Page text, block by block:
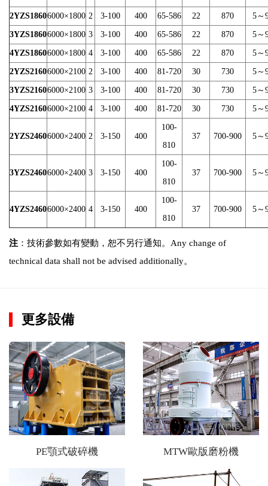
2YZS18606000×1800 2 3-100 400 65-586 22 870 5～
3YZS18606000×1800 3 3-100 400 65-586 22 870 5～
4YZS18606000×1800 4 3-100 400 65-586 22 870 5～
2YZS21606000×2100 2 3-100 400 81-720 30 730 5～
3YZS21606000×2100 3 3-100 400 81-720 30 730 5～
4YZS21606000×2100 4 3-100 400 81-720 30 730 5～
2YZS24606000×2400 2 3-150 400
100-
810
37 700-900 5～
3YZS24606000×2400 3 3-150 400
100-
810
37 700-900 5～
4YZS24606000×2400 4 3-150 400
100-
810
37 700-900 5～
注 ：技術參數如有變動，恕不另行通知。Any change of
technical data shall not be advised additionally。
更多設備
PE顎式破碎機 MTW歐版磨粉機